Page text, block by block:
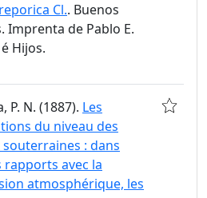
Cl.. Buenos
Imprenta de Pablo E.
Hijos.
P. N. (1887). Les
du niveau des
souterraines : dans
rapports avec la
atmosphérique, les